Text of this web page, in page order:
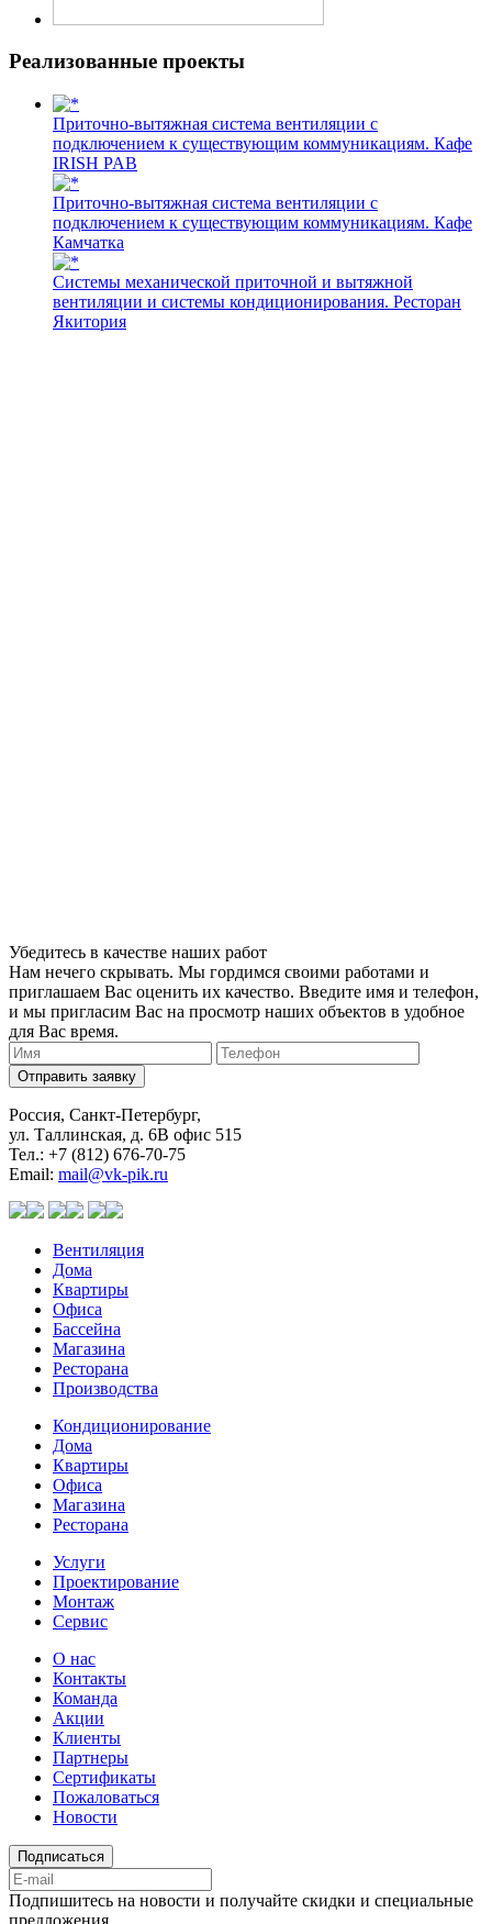
Реализованные проекты
Приточно-вытяжная система вентиляции с
подключением к существующим коммуникациям. Кафе
IRISH PAB
Приточно-вытяжная система вентиляции с
подключением к существующим коммуникациям. Кафе
Камчатка
Системы механической приточной и вытяжной
вентиляции и системы кондиционирования. Ресторан
Якитория
Убедитесь в качестве наших работ
Нам нечего скрывать. Мы гордимся своими работами и
приглашаем Вас оценить их качество. Введите имя и телефон,
и мы пригласим Вас на просмотр наших объектов в удобное
для Вас время.
Отправить заявку
Россия, Санкт-Петербург,
ул. Таллинская, д. 6В офис 515
Тел.: +7 (812) 676-70-75
Email: mail@vk-pik.ru
Вентиляция
Дома
Квартиры
Офиса
Бассейна
Магазина
Ресторана
Производства
Кондиционирование
Дома
Квартиры
Офиса
Магазина
Ресторана
Услуги
Проектирование
Монтаж
Сервис
О нас
Контакты
Команда
Акции
Клиенты
Партнеры
Сертификаты
Пожаловаться
Новости
Подписаться
Подпишитесь на новости и получайте скидки и специальные
предложения.